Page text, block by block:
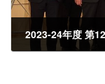
2023-24年度 第